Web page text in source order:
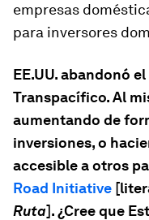
empresas
para inversores
EE.UU. abandonó
Transpacífico. Al
aumentando de
inversiones, o
accesible a otros
Road Initiative
Ruta]. ¿Cree que